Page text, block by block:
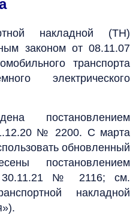
накладной (ТН)
законом от 08.11.07
транспорта
электрического
постановлением
№ 2200. С марта
обновленный
постановлением
30.11.21 № 2116; см.
накладной